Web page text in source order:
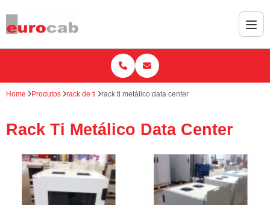
Home Produtos rack de ti rack ti metálico data center
Rack Ti Metálico Data Center